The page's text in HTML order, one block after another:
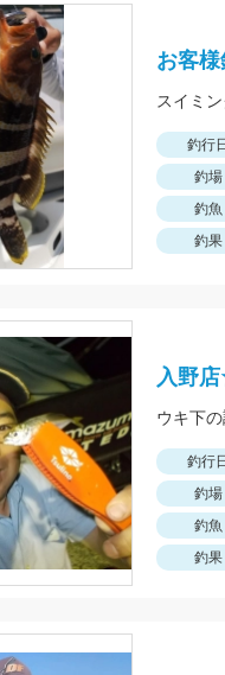
お客
釣行日
釣場
釣魚
釣果
入野
ウキ下
釣行日
釣場
釣魚
釣果